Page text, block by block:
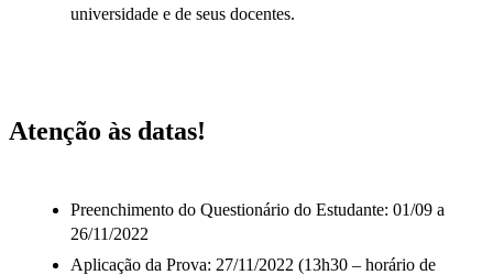
universidade e de seus docentes.
Atenção às datas!
Preenchimento do Questionário do Estudante: 01/09 a
26/11/2022
Aplicação da Prova: 27/11/2022 (13h30 – horário de